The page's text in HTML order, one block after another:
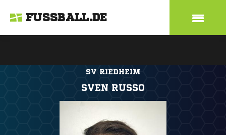
FUSSBALL.DE
SV RIEDHEIM
SVEN RUSSO